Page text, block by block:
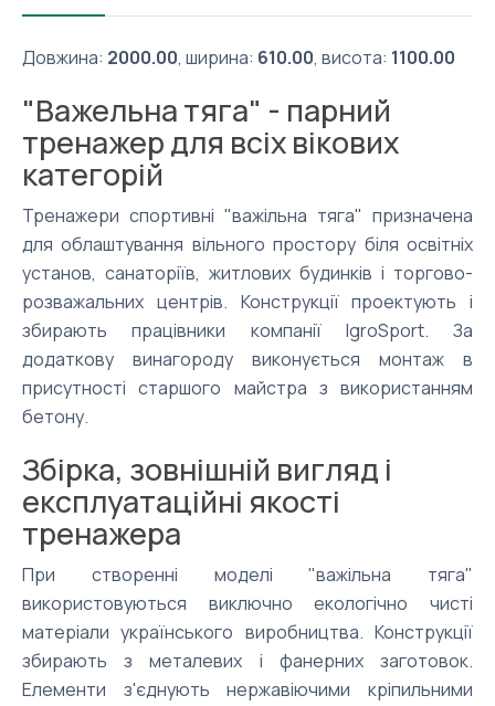
Довжина: 2000.00, ширина: 610.00, висота: 1100.00
"Важельна тяга" - парний
тренажер для всіх вікових
категорій
Тренажери спортивні "важільна тяга" призначена
для облаштування вільного простору біля освітніх
установ, санаторіїв, житлових будинків і торгово-
розважальних центрів. Конструкції проектують і
збирають працівники компанії IgroSport. За
додаткову винагороду виконується монтаж в
присутності старшого майстра з використанням
бетону.
Збірка, зовнішній вигляд і
експлуатаційні якості
тренажера
При створенні моделі "важільна тяга"
використовуються виключно екологічно чисті
матеріали українського виробництва. Конструкції
збирають з металевих і фанерних заготовок.
Елементи з'єднують нержавіючими кріпильними